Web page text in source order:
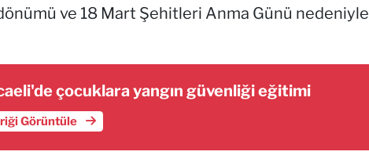
dönümü ve 18 Mart Şehitleri Anma Günü nedeniyle
çocuklara yangın güvenliği eğitimi
Görüntüle